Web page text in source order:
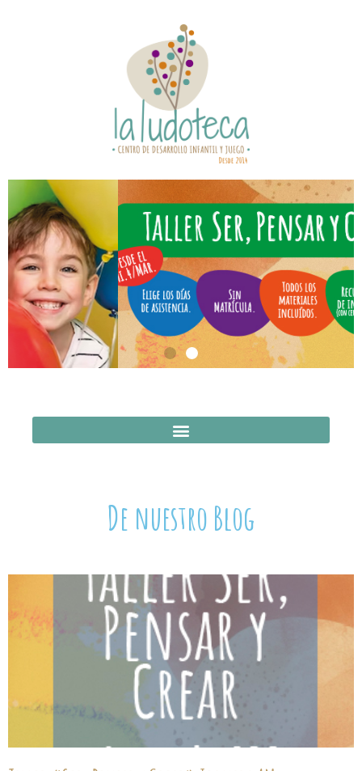
De nuestro Blog